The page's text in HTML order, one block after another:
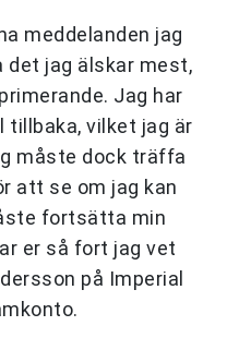
meddelanden jag
jag älskar mest,
Jag har
tillbaka, vilket jag är
måste dock träffa
att se om jag kan
fortsätta min
er så fort jag vet
på Imperial